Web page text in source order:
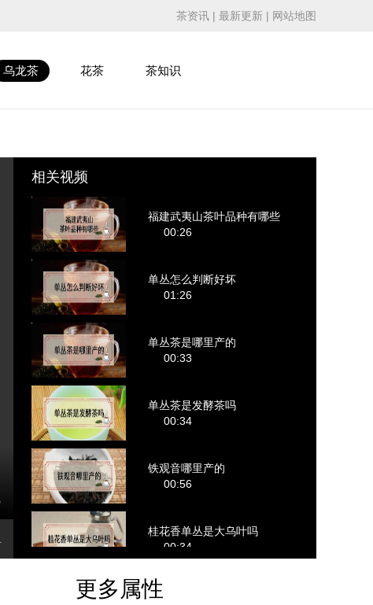
茶资讯 | 最新更新 | 网站地图
乌龙茶 花茶 茶知识
相关视频
福建武夷山茶叶品种有哪些
00:26
单丛怎么判断好坏
01:26
单丛茶是哪里产的
00:33
单丛茶是发酵茶吗
00:34
铁观音哪里产的
00:56
桂花香单丛是大乌叶吗
00:34
更多属性